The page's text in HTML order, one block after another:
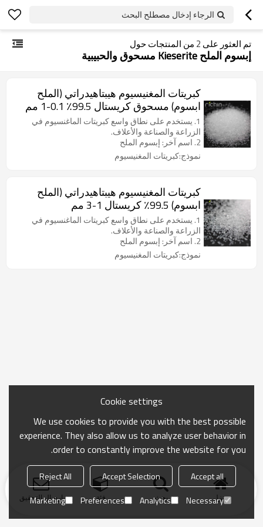
الرجاء إدخال مصطلح البحث
تم العثور على 2 من المنتجات حول
إبسوم الملح Kieserite مسحوق والحبيبية
كبريتات المغنيسيوم هيبتاهيدراتي (الملح
ابسوم) مسحوق كريستال 99.5٪ 0.1-1 مم
1. يستخدم على نطاق واسع كبريتات الماغنسيوم في
الزراعة والصناعة والأعلاف.
2. اسم آخر: إبسوم الملح
نموذج:كبريتات المغنيسيوم
كبريتات المغنيسيوم هيبتاهيدراتي (الملح
ابسوم) 99.5٪ كريستال 1-3 مم
1. يستخدم على نطاق واسع كبريتات الماغنسيوم في
الزراعة والصناعة والأعلاف.
2. اسم آخر: إبسوم الملح
نموذج:كبريتات المغنيسيوم
منزل بحث فئة ارسال التحقيق
Cookie settings
We use cookies to provide you with the best possible
experience. They also allow us to analyze user behavior in
order to constantly improve the website for you.
Accept all
Accept Selection
Reject All
Necessary
Analytics
Preferences
Marketing